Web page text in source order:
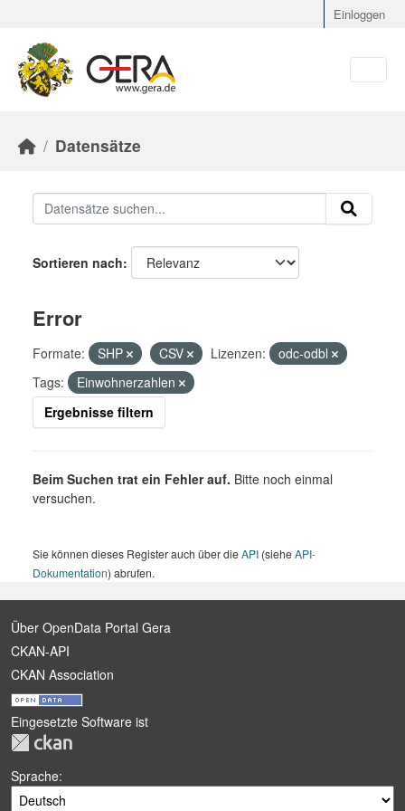
Einloggen
Datensätze
Sortieren nach
Error
Formate: SHP CSV Lizenzen:
odc-odbl
Tags:
Einwohnerzahlen
Ergebnisse filtern
Beim Suchen trat ein Fehler auf. Bitte noch einmal
versuchen.
Sie können dieses Register auch über dieAPI (sieheAPI-
Dokumentation) abrufen.
Über OpenData Portal Gera
CKAN-API
CKAN Association
Eingesetzte Software ist
Sprache